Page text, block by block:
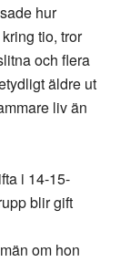
hur
tio, tror
och flera
äldre ut
liv än
i 14-15-
blir gift
om hon